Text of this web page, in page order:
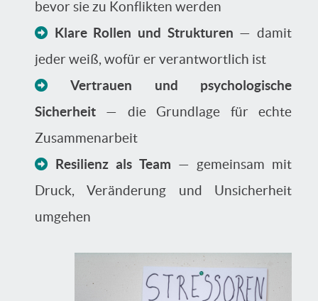
bevor sie zu Konflikten werden
Klare Rollen und Strukturen — damit
jeder weiß, wofür er verantwortlich ist
Vertrauen und psychologische
Sicherheit — die Grundlage für echte
Zusammenarbeit
Resilienz als Team — gemeinsam mit
Druck, Veränderung und Unsicherheit
umgehen